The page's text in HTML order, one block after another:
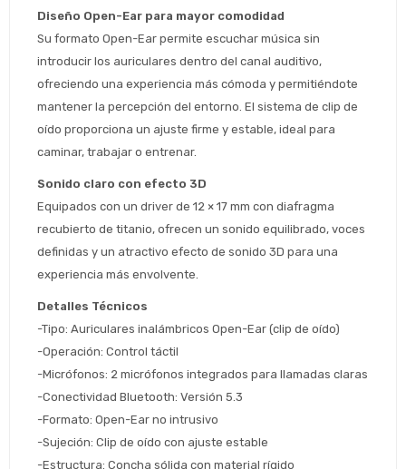
Diseño Open-Ear para mayor comodidad
Su formato Open-Ear permite escuchar música sin
introducir los auriculares dentro del canal auditivo,
ofreciendo una experiencia más cómoda y permitiéndote
mantener la percepción del entorno. El sistema de clip de
oído proporciona un ajuste firme y estable, ideal para
caminar, trabajar o entrenar.
Sonido claro con efecto 3D
Equipados con un driver de 12 × 17 mm con diafragma
recubierto de titanio, ofrecen un sonido equilibrado, voces
definidas y un atractivo efecto de sonido 3D para una
experiencia más envolvente.
Detalles Técnicos
-Tipo: Auriculares inalámbricos Open-Ear (clip de oído)
-Operación: Control táctil
-Micrófonos: 2 micrófonos integrados para llamadas claras
-Conectividad Bluetooth: Versión 5.3
-Formato: Open-Ear no intrusivo
-Sujeción: Clip de oído con ajuste estable
-Estructura: Concha sólida con material rígido
Comprá ahora y Pagá
Después, hasta en 12
cuotas y sin tocar tu
tarjeta de crédito
Celular
Fecha de nacimiento
Día Mes Año
Continuar
Después.
Elegí tus productos preferidos
Seleccioná Pago Después como metodo
de pago
Parece que no tenes oferta, lamentamos
el inconveniente, por cualquier duda
contactanos en
preguntas@pagodespues.com.uy
¡Algo salió mal!
Por favor intenta nuevamente mas tarde.